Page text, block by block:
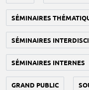
SÉMINAIRES
SÉMINAIRES
SÉMINAIRES INTERNES
GRAND PUBLIC